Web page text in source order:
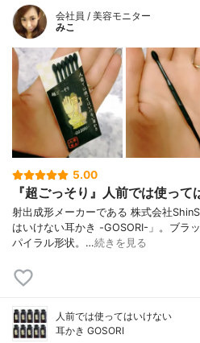
会社員 / 美容モニター
みこ
5.00
『超ごっそり』人前では使って
射出成形メーカーである 株式会社
はいけない耳かき -GOSORI-」。ブラ
パイラル形状。…続きを見る
人前では使ってはいけない
耳かき GOSORI